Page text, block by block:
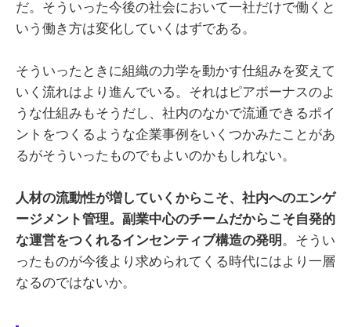
だ。そういった今後の社会において一社だけで働くと
いう働き方は変化していくはずである。
そういったときに組織の力学を動かす仕組みを変えて
いく流れはより進んでいる。それはピアボーナスのよ
うな仕組みもそうだし、社内のなかで流通できるポイ
ントをつくるような企業事例をいくつかみたことがあ
るがそういったものでもよいのかもしれない。
人材の流動性が増していくからこそ、社内へのエンゲ
ージメント管理。副業中心のチームだからこそ自発的
な運営をつくれるインセンティブ構造の発明。そうい
ったものが今後より求められてくる時代にはより一層
なるのではないか。